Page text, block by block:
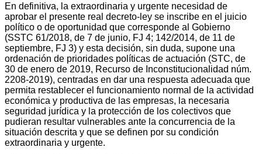
En definitiva, la extraordinaria y urgente necesidad de
aprobar el presente real decreto-ley se inscribe en el juicio
político o de oportunidad que corresponde al Gobierno
(SSTC 61/2018, de 7 de junio, FJ 4; 142/2014, de 11 de
septiembre, FJ 3) y esta decisión, sin duda, supone una
ordenación de prioridades políticas de actuación (STC, de
30 de enero de 2019, Recurso de Inconstitucionalidad núm.
2208-2019), centradas en dar una respuesta adecuada que
permita restablecer el funcionamiento normal de la actividad
económica y productiva de las empresas, la necesaria
seguridad jurídica y la protección de los colectivos que
pudieran resultar vulnerables ante la concurrencia de la
situación descrita y que se definen por su condición
extraordinaria y urgente.